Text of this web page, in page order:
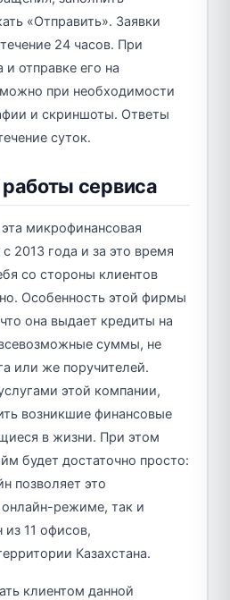
«Отправить». Заявки
24 часов. При
отправке его на
при необходимости
и скриншоты. Ответы
суток.
сервиса
микрофинансовая
2013 года и за это время
со стороны клиентов
Особенность этой фирмы
она выдает кредиты на
суммы, не
или же поручителей.
этой компании,
возникшие финансовые
в жизни. При этом
будет достаточно просто:
позволяет это
режиме, так и
11 офисов,
Казахстана.
клиентом данной